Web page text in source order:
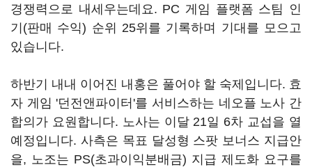
경쟁력으로 내세우는데요. PC 게임 플랫폼 스팀 인
기(판매 수익) 순위 25위를 기록하며 기대를 모으고
있습니다.
하반기 내내 이어진 내홍은 풀어야 할 숙제입니다. 효
자 게임 '던전앤파이터'를 서비스하는 네오플 노사 간
합의가 요원합니다. 노사는 이달 21일 6차 교섭을 열
예정입니다. 사측은 목표 달성형 스팟 보너스 지급안
을, 노조는 PS(초과이익분배금) 지급 제도화 요구를